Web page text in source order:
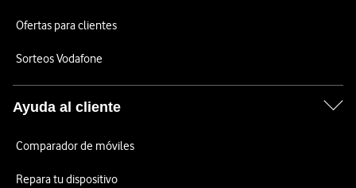
Ofertas para clientes
Sorteos Vodafone
Ayuda al cliente
Comparador de móviles
Repara tu dispositivo